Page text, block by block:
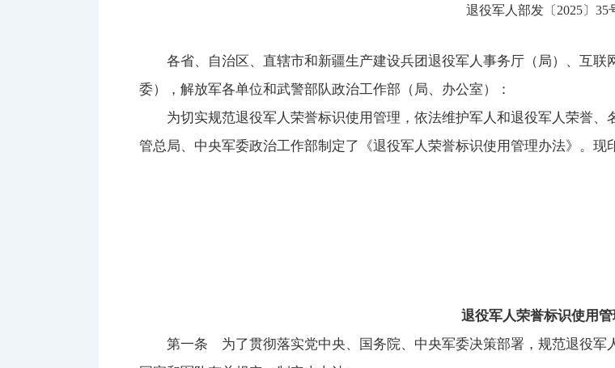
退役军人部发〔2025〕35
各省、自治区、直辖市和新疆生产建设兵团退役军人事务厅（局）、互联
委），解放军各单位和武警部队政治工作部（局、办公室）：
为切实规范退役军人荣誉标识使用管理，依法维护军人和退役军人荣誉
管总局、中央军委政治工作部制定了《退役军人荣誉标识使用管理办法》。现
退役军人荣誉标识使用
第一条 为了贯彻落实党中央、国务院、中央军委决策部署，规范退役军